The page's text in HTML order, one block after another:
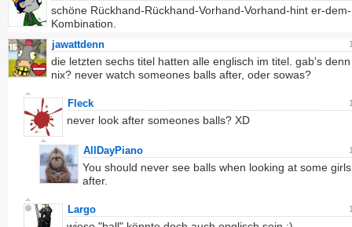
schöne Rückhand-Rückhand-Vorhand-Vorhand-hint er-
Kombination.
jawattdenn
die letzten sechs titel hatten alle englisch im titel. gab's
nix? never watch someones balls after, oder sowas?
Fleck
never look after someones balls? XD
AllDayPiano
You should never see balls when looking at some girls
after.
Largo